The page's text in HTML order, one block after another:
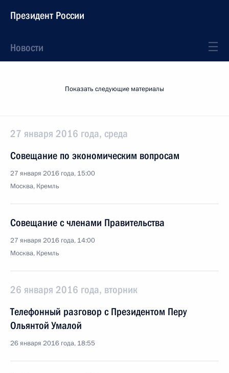
Президент России
Новости
Показать следующие материалы
27 января 2016 года, среда
Совещание по экономическим вопросам
27 января 2016 года, 15:00
Москва, Кремль
Совещание с членами Правительства
27 января 2016 года, 14:00
Москва, Кремль
26 января 2016 года, вторник
Телефонный разговор с Президентом Перу
Ольянтой Умалой
26 января 2016 года, 18:55